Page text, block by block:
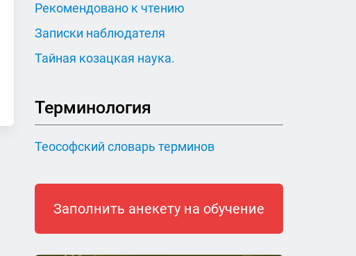
Рекомендовано к чтению
Записки наблюдателя
Тайная козацкая наука.
Терминология
Теософский словарь терминов
Заполнить анекету на обучение